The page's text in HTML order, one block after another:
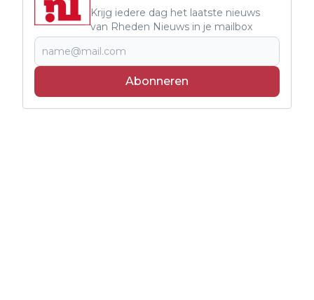
Krijg iedere dag het laatste nieuws
van Rheden Nieuws in je mailbox
Abonneren